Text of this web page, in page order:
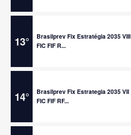
13°
Brasilprev Fix Estratégia 2035 VIII
FIC FIF R...
14°
Brasilprev Fix Estrategia 2035 VII
FIC FIF RF...